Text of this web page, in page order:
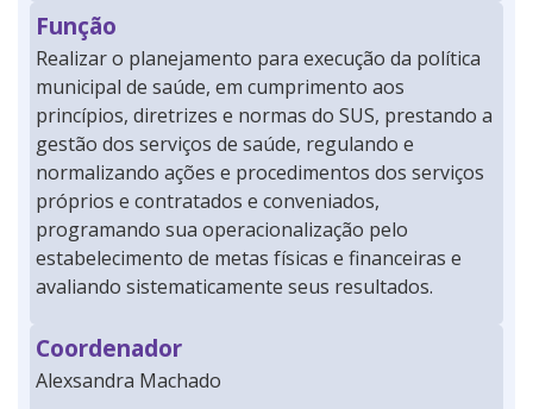
Função
Realizar o planejamento para execução da política
municipal de saúde, em cumprimento aos
princípios, diretrizes e normas do SUS, prestando a
gestão dos serviços de saúde, regulando e
normalizando ações e procedimentos dos serviços
próprios e contratados e conveniados,
programando sua operacionalização pelo
estabelecimento de metas físicas e financeiras e
avaliando sistematicamente seus resultados.
Coordenador
Alexsandra Machado